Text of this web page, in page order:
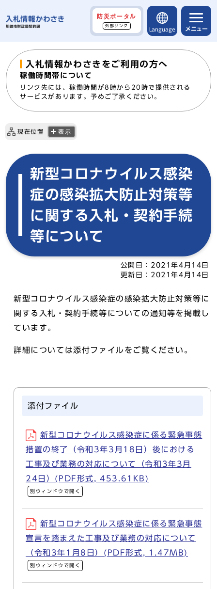
防災ポータル
外部リンク
Language メニュー
入札情報かわさきをご利用の方へ
稼働時間帯について
リンク先には、稼働時間が8時から20時で提供される
サービスがあります。予めご了承ください。
現在位置 表示
新型コロナウイルス感染
症の感染拡大防止対策等
に関する入札・契約手続
等について
公開日： 2021年4月14日
更新日： 2021年4月14日
新型コロナウイルス感染症の感染拡大防止対策等に
関する入札・契約手続等についての通知等を掲載し
ています。
詳細については添付ファイルをご覧ください。
添付ファイル
新型コロナウイルス感染症に係る緊急事態
措置の終了（令和3年3月18日）後における
工事及び業務の対応について（令和3年3月
24日）(PDF形式, 453.61KB)
別ウィンドウで開く
新型コロナウイルス感染症に係る緊急事態
宣言を踏まえた工事及び業務の対応について
（令和3年1月8日）(PDF形式, 1.47MB)
別ウィンドウで開く